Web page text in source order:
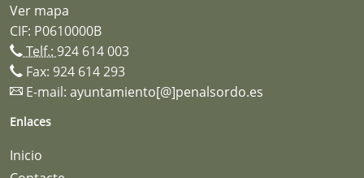
Ver mapa
CIF: P0610000B
Telf.: 924 614 003
Fax: 924 614 293
E-mail: ayuntamiento[@]penalsordo.es
Enlaces
Inicio